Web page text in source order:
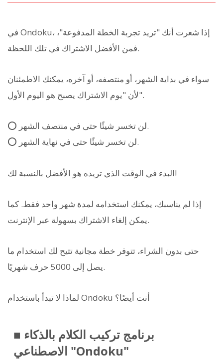
في Ondoku، إذا شعرت أنك "تريد تجربة الخطة المدفوعة"،
فمن الأفضل الاشتراك في تلك اللحظة.
سواء في بداية الشهر، أو منتصفه، أو آخره، يمكنك الاطمئنان
لأن "يوم الاشتراك يصبح هو اليوم الأول".
⭕️ لن تخسر شيئًا حتى في منتصف الشهر.
⭕️ لن تخسر شيئًا حتى في نهاية الشهر.
البدء في الوقت الذي تريده هو الأفضل بالنسبة لك!
إذا لم يناسبك، يمكنك استخدامه لمدة شهر واحد فقط. كما
يمكن إلغاء الاشتراك بسهولة عبر الإنترنت.
حتى بدون الشراء، تتوفر خطة مجانية تتيح لك استخدام ما
يصل إلى 5000 حرف شهريًا.
لماذا لا تبدأ باستخدام Ondoku أنت أيضًا؟
■ برنامج تركيب الكلام بالذكاء
الاصطناعي "Ondoku"